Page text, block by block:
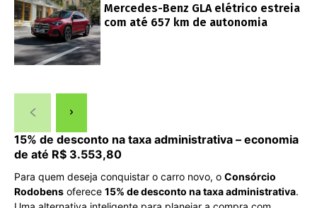
Mercedes-Benz GLA elétrico estreia
com até 657 km de autonomia
15% de desconto na taxa administrativa – economia
de até R$ 3.553,80
Para quem deseja conquistar o carro novo, o Consórcio
Rodobens oferece 15% de desconto na taxa administrativa.